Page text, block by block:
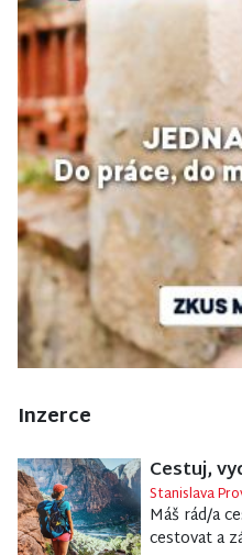
Inzerce
Cestuj,
Stanislava
Máš rád/a
cestovat a